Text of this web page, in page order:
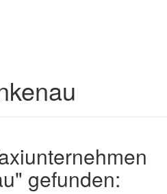
gefunden: